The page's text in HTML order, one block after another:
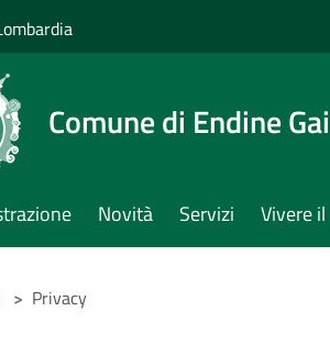
Comune di Endine
Novità Servizi Vivere
> Privacy